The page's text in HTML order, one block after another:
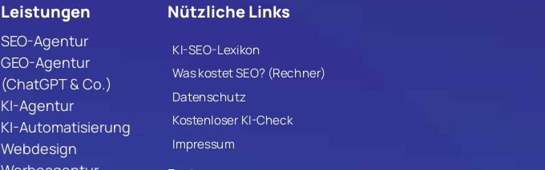
Leistungen
SEO-Agentur
GEO-Agentur
(ChatGPT & Co.)
KI-Agentur
KI-Automatisierung
Webdesign
Nützliche Links
KI-SEO-Lexikon
Was kostet SEO? (Rechner)
Datenschutz
Kostenloser KI-Check
Impressum